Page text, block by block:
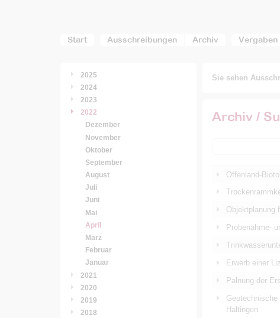
Start Ausschreibungen Archiv Vergaben
2025
2024
2023
2022
Dezember
November
Oktober
September
August
Juli
Juni
Mai
April
März
Februar
Januar
2021
2020
2019
2018
Sie sehen
Archiv /
Offenland-
Objektplanung
Probenahme-
Erwerb einer
Palnung der
Haltingen